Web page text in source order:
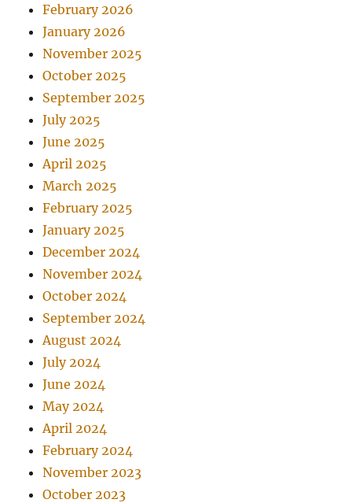
February 2026
January 2026
November 2025
October 2025
September 2025
July 2025
June 2025
April 2025
March 2025
February 2025
January 2025
December 2024
November 2024
October 2024
September 2024
August 2024
July 2024
June 2024
May 2024
April 2024
February 2024
November 2023
October 2023